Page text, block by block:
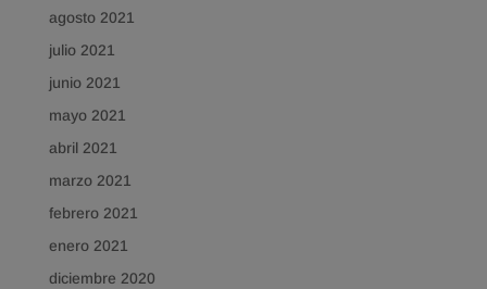
agosto 2021
julio 2021
junio 2021
mayo 2021
abril 2021
marzo 2021
febrero 2021
enero 2021
diciembre 2020